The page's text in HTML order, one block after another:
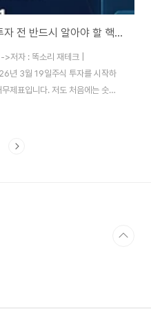
재무제표 보는 법 총정리 | 기업 투자 전 반드시 알아야 할 핵심 지표 2026
저자 : 똑소리 재테크 |
3월 19일주식 투자를 시작하
제표입니다. 저도 처음에는 숫자
막막했습니다. 그런데 재무제표
업이익률이 3년 연속 상승하는